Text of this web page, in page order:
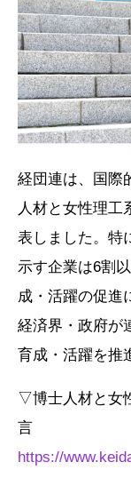
経団連は、国際
人材と女性理工
表しました。特
示す企業は6割
成・活躍の促進
経済界・政府が
育成・活躍を推
▽博士人材と女
言
https://